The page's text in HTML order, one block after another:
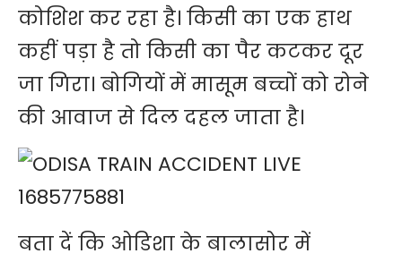
कोशिश कर रहा है। किसी का एक हाथ
कहीं पड़ा है तो किसी का पैर कटकर दूर
जा गिरा। बोगियों में मासूम बच्चों को रोने
की आवाज से दिल दहल जाता है।
बता दें कि ओडिशा के बालासोर में